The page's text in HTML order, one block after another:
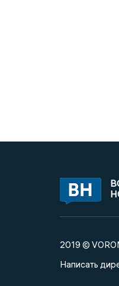
2019 ©
Написать